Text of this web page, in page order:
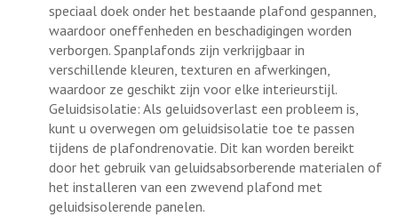
speciaal doek onder het bestaande plafond gespannen,
waardoor oneffenheden en beschadigingen worden
verborgen. Spanplafonds zijn verkrijgbaar in
verschillende kleuren, texturen en afwerkingen,
waardoor ze geschikt zijn voor elke interieurstijl.
Geluidsisolatie: Als geluidsoverlast een probleem is,
kunt u overwegen om geluidsisolatie toe te passen
tijdens de plafondrenovatie. Dit kan worden bereikt
door het gebruik van geluidsabsorberende materialen of
het installeren van een zwevend plafond met
geluidsisolerende panelen.